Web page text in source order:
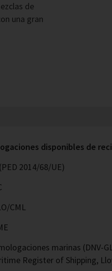
de
una gran
disponibles de
2014/68/UE)
CML
marinas (DNV-
Register of Shipping,